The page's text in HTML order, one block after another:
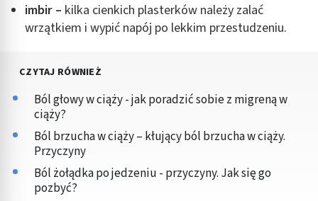
imbir – kilka cienkich plasterków należy zalać
wrzątkiem i wypić napój po lekkim przestudzeniu.
CZYTAJ RÓWNIEŻ
Ból głowy w ciąży - jak poradzić sobie z migreną w
ciąży?
Ból brzucha w ciąży – kłujący ból brzucha w ciąży.
Przyczyny
Ból żołądka po jedzeniu - przyczyny. Jak się go
pozbyć?